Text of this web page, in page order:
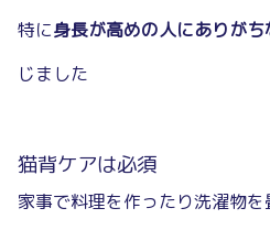
特に身長が高めの人にありが
じました
猫背ケアは必須
家事で料理を作ったり洗濯物